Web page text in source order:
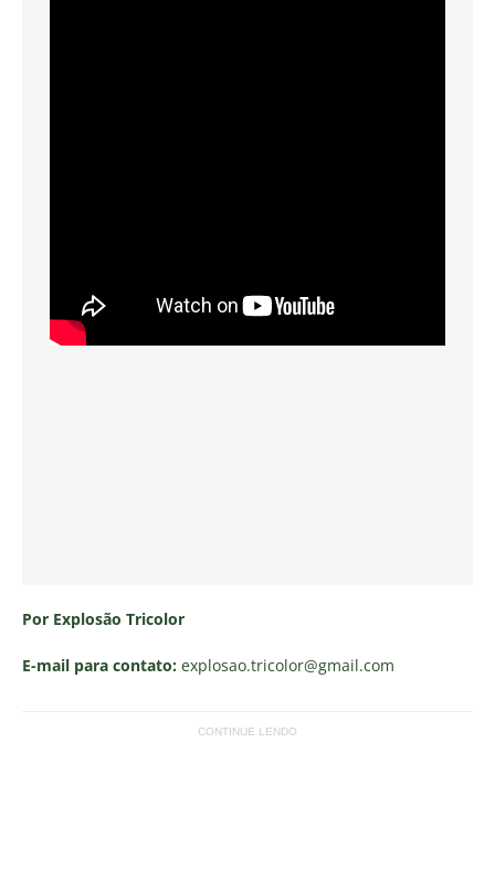
Por Explosão Tricolor
E-mail para contato: explosao.tricolor@gmail.com
CONTINUE LENDO